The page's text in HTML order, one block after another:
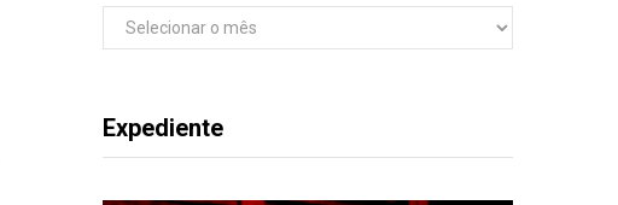
Arquivos
Expediente